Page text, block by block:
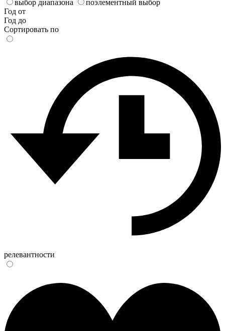
выбор диапазона
поэлементный выбор
Год от
Год до
Сортировать по
релевантности